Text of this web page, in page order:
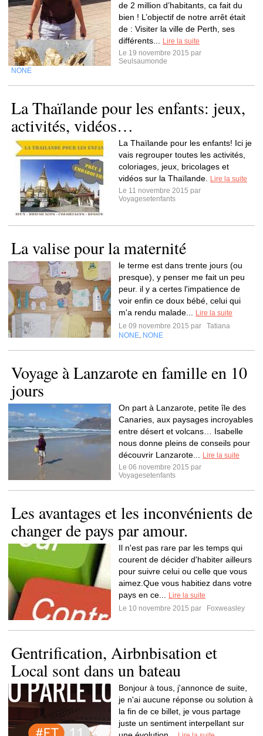
de 2 million d’habitants, ca fait du
bien ! L’objectif de notre arrêt était
de : Visiter la ville de Perth, ses
différents...
Lire la suite
Le 19 novembre 2015 par
Seulsaumonde
NONE
La Thaïlande pour les enfants: jeux,
activités, vidéos…
La Thaïlande pour les enfants! Ici je
vais regrouper toutes les activités,
coloriages, jeux, bricolages et
vidéos sur la Thaïlande.
Lire la suite
Le 11 novembre 2015 par
Voyagesetenfants
La valise pour la maternité
le terme est dans trente jours (ou
presque), y penser me fait un peu
peur. il y a certes l'impatience de
voir enfin ce doux bébé, celui qui
m'a rendu malade...
Lire la suite
Le 09 novembre 2015 par
Tatiana
NONE NONE
Voyage à Lanzarote en famille en 10
jours
On part à Lanzarote, petite île des
Canaries, aux paysages incroyables
entre désert et volcans… Isabelle
nous donne pleins de conseils pour
découvrir Lanzarote...
Lire la suite
Le 06 novembre 2015 par
Voyagesetenfants
Les avantages et les inconvénients de
changer de pays par amour.
Il n'est pas rare par les temps qui
courent de décider d'habiter ailleurs
pour suivre celui ou celle que vous
aimez.Que vous habitiez dans votre
pays en ce...
Lire la suite
Le 10 novembre 2015 par
Foxweasley
Gentrification, Airbnbisation et
Local sont dans un bateau
Bonjour à tous, j'annonce de suite,
je n'ai aucune réponse ou solution à
la fin de ce billet, je vous partage
juste un sentiment interpellant sur